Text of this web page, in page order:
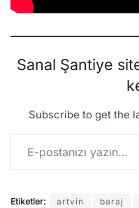
Sanal Şantiye
Subscribe to get the
E-postanızı yazın…
Etiketler: artvin baraj